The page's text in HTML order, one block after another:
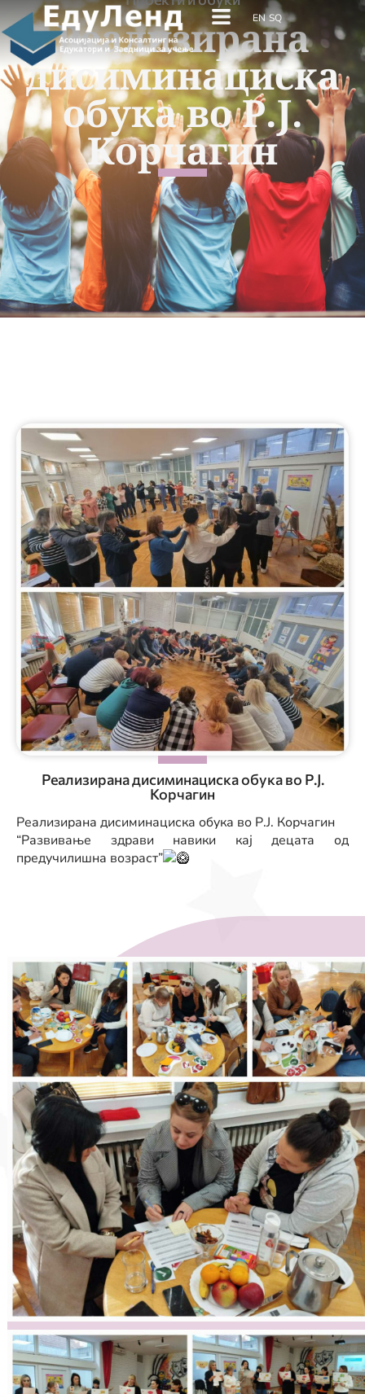
EN SQ
Реализирана
дисиминациска
обука во Р.Ј.
Корчагин
Реализирана дисиминациска обука во Р.Ј.
Корчагин
Реализирана дисиминациска обука во Р.Ј. Корчагин
“Развивање здрави навики кај децата од
предучилишна возраст”